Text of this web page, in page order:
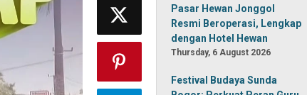
Pasar Hewan Jonggol
Resmi Beroperasi, Lengkap
dengan Hotel Hewan
Thursday, 6 August 2026
Festival Budaya Sunda